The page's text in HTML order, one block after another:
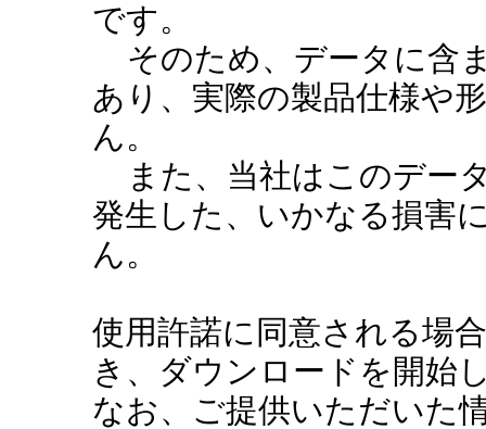
です。
そのため、データに含
あり、実際の製品仕様や
ん。
また、当社はこのデー
発生した、いかなる損害
ん。
使用許諾に同意される場
き、ダウンロードを開始
なお、ご提供いただいた